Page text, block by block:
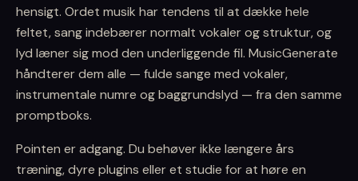
hensigt. Ordet musik har tendens til at dække hele
feltet, sang indebærer normalt vokaler og struktur, og
lyd læner sig mod den underliggende fil. MusicGenerate
håndterer dem alle — fulde sange med vokaler,
instrumentale numre og baggrundslyd — fra den samme
promptboks.
Pointen er adgang. Du behøver ikke længere års
træning, dyre plugins eller et studie for at høre en